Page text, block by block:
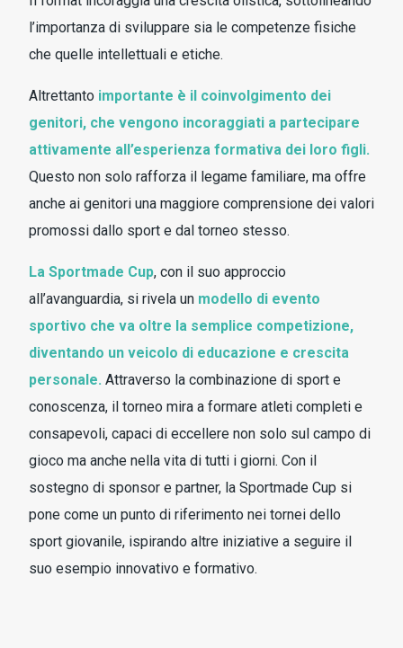
l’importanza di sviluppare sia le competenze fisiche
che quelle intellettuali e etiche.
Altrettanto importante è il coinvolgimento dei
genitori, che vengono incoraggiati a partecipare
attivamente all’esperienza formativa dei loro figli.
Questo non solo rafforza il legame familiare, ma offre
anche ai genitori una maggiore comprensione dei valori
promossi dallo sport e dal torneo stesso.
La Sportmade Cup, con il suo approccio
all’avanguardia, si rivela un modello di evento
sportivo che va oltre la semplice competizione,
diventando un veicolo di educazione e crescita
personale. Attraverso la combinazione di sport e
conoscenza, il torneo mira a formare atleti completi e
consapevoli, capaci di eccellere non solo sul campo di
gioco ma anche nella vita di tutti i giorni. Con il
sostegno di sponsor e partner, la Sportmade Cup si
pone come un punto di riferimento nei tornei dello
sport giovanile, ispirando altre iniziative a seguire il
suo esempio innovativo e formativo.